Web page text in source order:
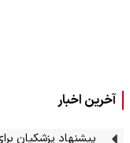
آخرین اخبار